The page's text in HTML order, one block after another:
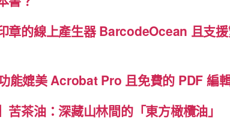
章的線上產生器 BarcodeOcean 且支
能媲美 Acrobat Pro 且免費的 PDF 編
苦茶油：深藏山林間的「東方橄欖油」